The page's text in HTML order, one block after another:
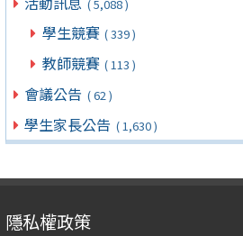
( 5,088 )
學生競賽 ( 339 )
教師競賽 ( 113 )
會議公告 ( 62 )
學生家長公告 ( 1,630 )
隱私權政策